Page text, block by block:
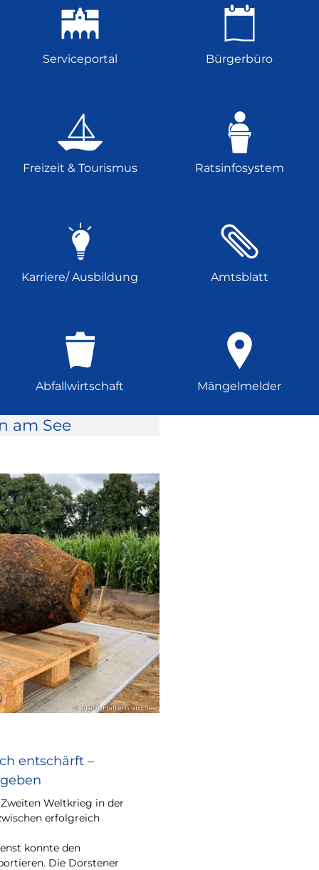
Serviceportal Bürgerbüro
Freizeit & Tourismus Ratsinfosystem
Karriere/ Ausbildung Amtsblatt
Abfallwirtschaft Mängelmelder
am See
© Stadt Haltern am See
entschärft –
Weltkrieg in der
erfolgreich
konnte den
Die Dorstener